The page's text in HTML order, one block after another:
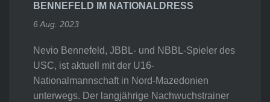
BENNEFELD IM NATIONALDRESS
6 Aug. 2023
Nevio Bennefeld, JBBL- und NBBL-Spieler des
USC, ist aktuell mit der U16-
Nationalmannschaft in Nord-Mazedonien
unterwegs. Der langjährige Nachwuchstrainer